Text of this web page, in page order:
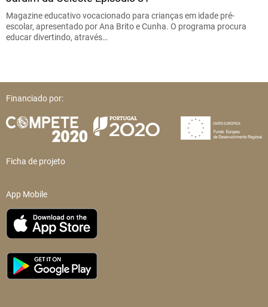
Magazine educativo vocacionado para crianças em idade pré-
escolar, apresentado por Ana Brito e Cunha. O programa procura
educar divertindo, através…
Financiado por:
Ficha de projeto
App Mobile